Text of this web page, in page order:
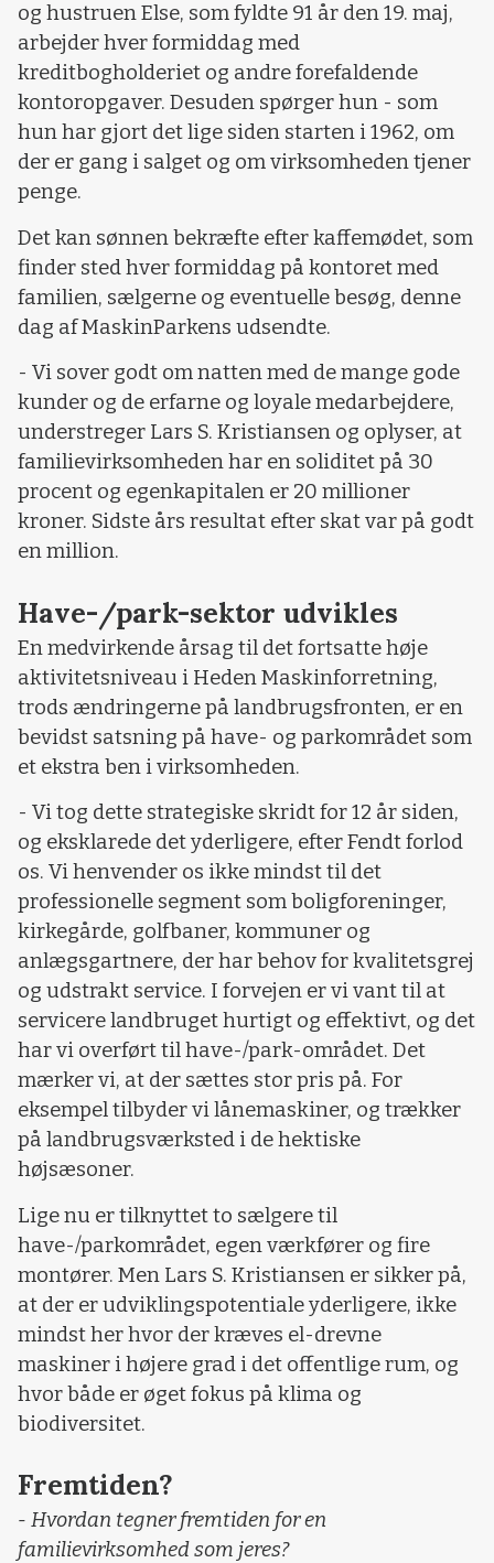
og hustruen Else, som fyldte 91 år den 19. maj,
arbejder hver formiddag med
kreditbogholderiet og andre forefaldende
kontoropgaver. Desuden spørger hun - som
hun har gjort det lige siden starten i 1962, om
der er gang i salget og om virksomheden tjener
penge.
Det kan sønnen bekræfte efter kaffemødet, som
finder sted hver formiddag på kontoret med
familien, sælgerne og eventuelle besøg, denne
dag af MaskinParkens udsendte.
- Vi sover godt om natten med de mange gode
kunder og de erfarne og loyale medarbejdere,
understreger Lars S. Kristiansen og oplyser, at
familievirksomheden har en soliditet på 30
procent og egenkapitalen er 20 millioner
kroner. Sidste års resultat efter skat var på godt
en million.
Have-/park-sektor udvikles
En medvirkende årsag til det fortsatte høje
aktivitetsniveau i Heden Maskinforretning,
trods ændringerne på landbrugsfronten, er en
bevidst satsning på have- og parkområdet som
et ekstra ben i virksomheden.
- Vi tog dette strategiske skridt for 12 år siden,
og eksklarede det yderligere, efter Fendt forlod
os. Vi henvender os ikke mindst til det
professionelle segment som boligforeninger,
kirkegårde, golfbaner, kommuner og
anlægsgartnere, der har behov for kvalitetsgrej
og udstrakt service. I forvejen er vi vant til at
servicere landbruget hurtigt og effektivt, og det
har vi overført til have-/park-området. Det
mærker vi, at der sættes stor pris på. For
eksempel tilbyder vi lånemaskiner, og trækker
på landbrugsværksted i de hektiske
højsæsoner.
Lige nu er tilknyttet to sælgere til
have-/parkområdet, egen værkfører og fire
montører. Men Lars S. Kristiansen er sikker på,
at der er udviklingspotentiale yderligere, ikke
mindst her hvor der kræves el-drevne
maskiner i højere grad i det offentlige rum, og
hvor både er øget fokus på klima og
biodiversitet.
Fremtiden?
- Hvordan tegner fremtiden for en
familievirksomhed som jeres?